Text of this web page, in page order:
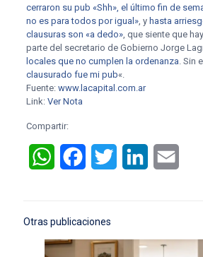
cerraron su pub «Shh», el último fin de
no es para todos por igual», y hasta
clausuras son «a dedo», que siente que
parte del secretario de Gobierno Jorge
locales que no cumplen la ordenanza. Sin
clausurado fue mi pub«.
Fuente: www.lacapital.com.ar
Link: Ver Nota
Compartir:
WhatsAppFacebookTwitter LinkedIn
Otras publicaciones